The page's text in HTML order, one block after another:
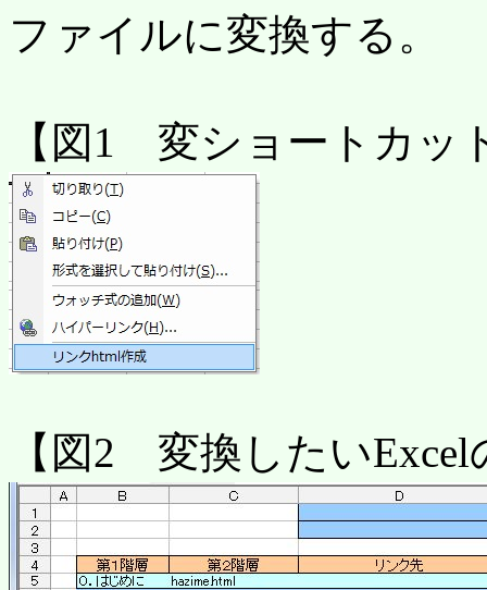
ファイルに変換する。
【図1 変ショートカッ
【図2 変換したいExcel